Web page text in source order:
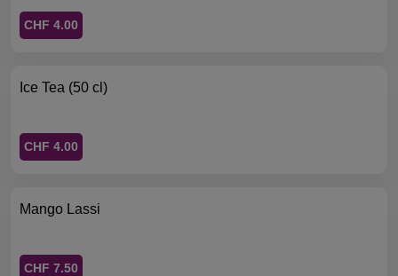
CHF 4.00
Ice Tea (50 cl)
CHF 4.00
Mango Lassi
CHF 7.50